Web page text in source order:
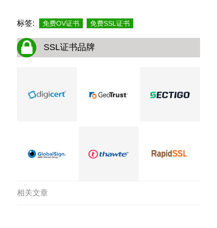
标签: 免费OV证书 免费SSL证书
SSL证书品牌
相关文章